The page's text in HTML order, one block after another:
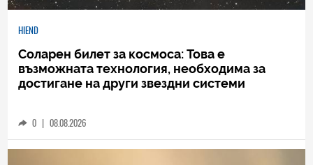
HIEND
Соларен билет за космоса: Това е
възможната технология, необходима за
достигане на други звездни системи
0 | 08.08.2026